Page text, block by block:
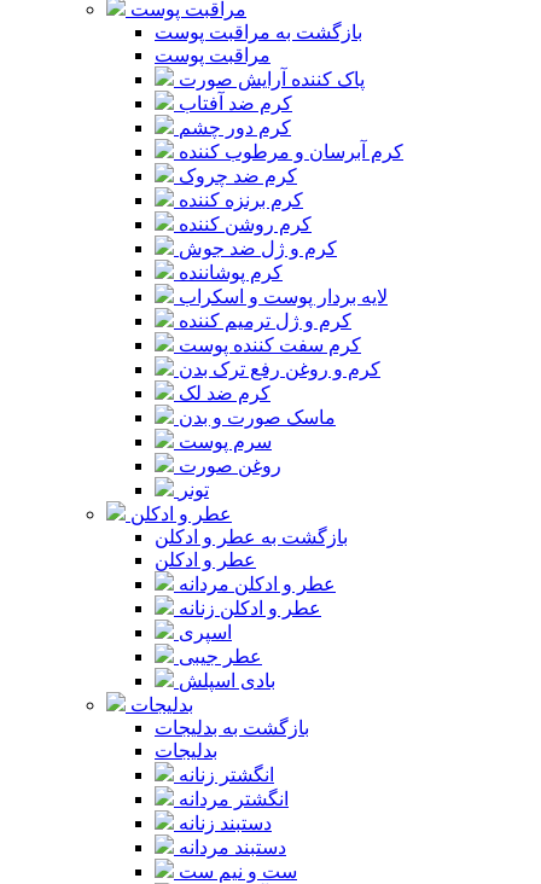
مراقبت پوست
بازگشت به مراقبت پوست
مراقبت پوست
پاک کننده آرایش صورت
کرم ضد آفتاب
کرم دور چشم
کرم آبرسان و مرطوب کننده
کرم ضد چروک
کرم برنزه کننده
کرم روشن کننده
کرم و ژل ضد جوش
کرم پوشاننده
لایه بردار پوست و اسکراب
کرم و ژل ترمیم کننده
کرم سفت کننده پوست
کرم و روغن رفع ترک بدن
کرم ضد لک
ماسک صورت و بدن
سرم پوست
روغن صورت
تونر
عطر و ادکلن
بازگشت به عطر و ادکلن
عطر و ادکلن
عطر و ادکلن مردانه
عطر و ادکلن زنانه
اسپری
عطر جیبی
بادی اسپلش
بدلیجات
بازگشت به بدلیجات
بدلیجات
انگشتر زنانه
انگشتر مردانه
دستبند زنانه
دستبند مردانه
ست و نیم ست